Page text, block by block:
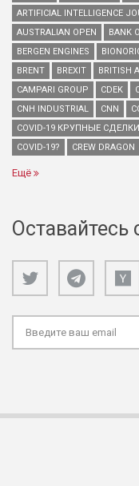
ARTIFICIAL INTELLIGENCE
AUSTRALIAN OPEN
BANK
BERGEN ENGINES
BRENT
BREXIT BRITISH
CAMPARI GROUP
CDEK
CNH INDUSTRIAL
CNN
COVID-19 КРУПНЫЕ
COVID-19?
CREW DRAGON
Ещё
Оставайтесь